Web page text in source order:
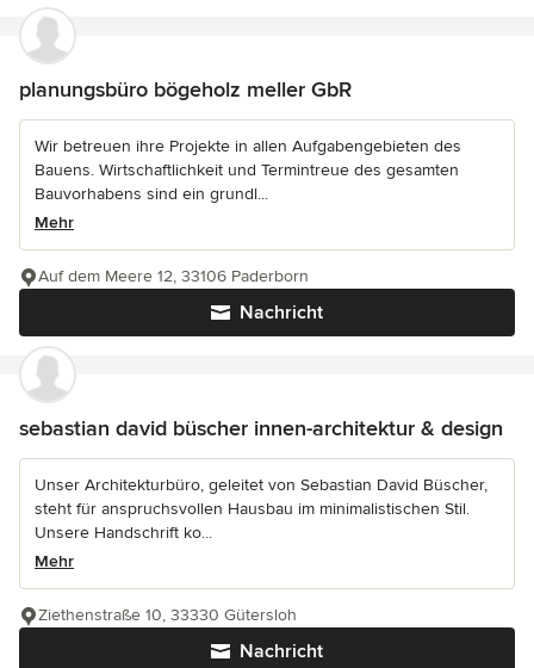
planungsbüro bögeholz meller GbR
Wir betreuen ihre Projekte in allen Aufgabengebieten des
Bauens. Wirtschaftlichkeit und Termintreue des gesamten
Bauvorhabens sind ein grundl...
Mehr
Nachricht
Auf dem Meere 12, 33106 Paderborn
sebastian david büscher innen-architektur & design
Unser Architekturbüro, geleitet von Sebastian David Büscher,
steht für anspruchsvollen Hausbau im minimalistischen Stil.
Unsere Handschrift ko...
Mehr
Nachricht
Ziethenstraße 10, 33330 Gütersloh